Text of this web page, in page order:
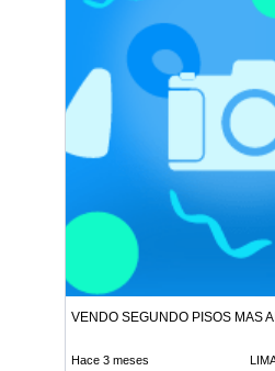
VENDO SEGUNDO PISOS MAS
Hace 3 meses